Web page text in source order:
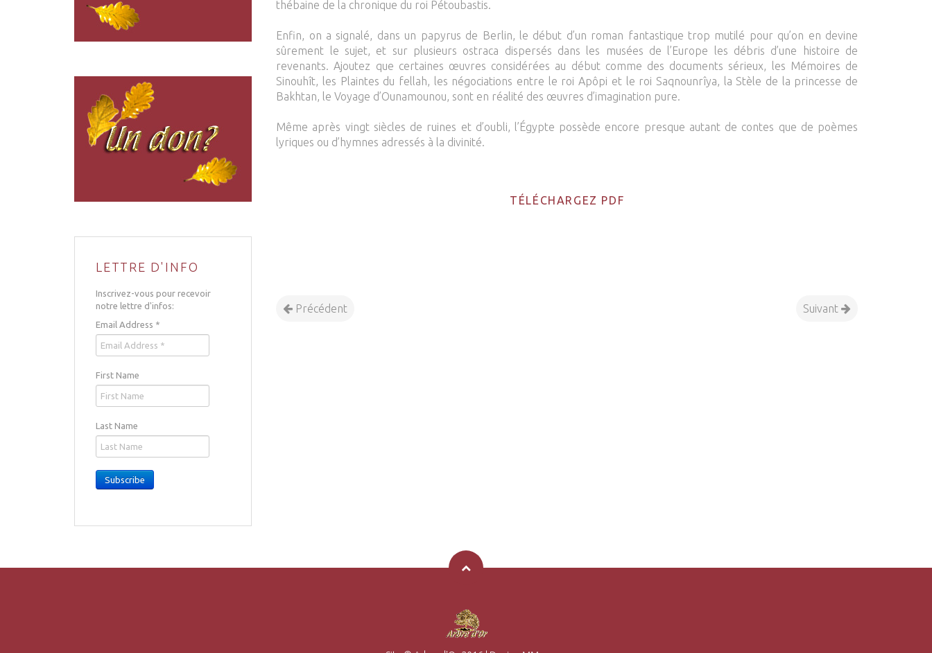
thébaine de la chronique du roi Pétoubastis.
Enfin, on a signalé, dans un papyrus de Berlin, le début d’un roman fantastique trop mutilé pour qu’on en devine
sûrement le sujet, et sur plusieurs ostraca dispersés dans les musées de l’Europe les débris d’une histoire de
revenants. Ajoutez que certaines œuvres considérées au début comme des documents sérieux, les Mémoires de
Sinouhît, les Plaintes du fellah, les négociations entre le roi Apôpi et le roi Saqnounrîya, la Stèle de la princesse de
Bakhtan, le Voyage d’Ounamounou, sont en réalité des œuvres d’imagination pure.
Même après vingt siècles de ruines et d’oubli, l’Égypte possède encore presque autant de contes que de poèmes
lyriques ou d’hymnes adressés à la divinité.
TÉLÉCHARGEZ PDF
Précédent Suivant
LETTRE D'INFO
Inscrivez-vous pour recevoir
notre lettre d'infos:
Email Address *
First Name
Last Name
Subscribe